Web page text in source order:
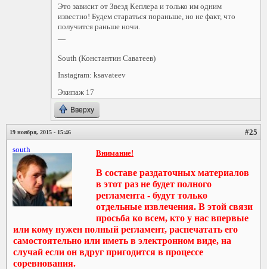
Это зависит от Звезд Кеплера и только им одним
известно! Будем стараться пораньше, но не факт, что
получится раньше ночи.
—
South (Константин Саватеев)
Instagram: ksavateev
Экипаж 17
Вверху
19 ноября, 2015 - 15:46 #25
south Внимание!
В составе раздаточных материалов
в этот раз не будет полного
регламента - будут только
отдельные извлечения. В этой связи
просьба ко всем, кто у нас впервые
или кому нужен полный регламент, распечатать его
самостоятельно или иметь в электронном виде, на
случай если он вдруг пригодится в процессе
соревнования.